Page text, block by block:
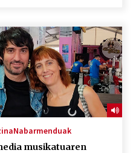
Nabarmenduak
musikatuaren